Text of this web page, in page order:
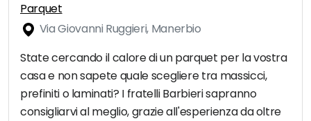
Parquet
Via Giovanni Ruggieri, Manerbio
State cercando il calore di un parquet per la vostra
casa e non sapete quale scegliere tra massicci,
prefiniti o laminati? I fratelli Barbieri sapranno
consigliarvi al meglio, grazie all'esperienza da oltre